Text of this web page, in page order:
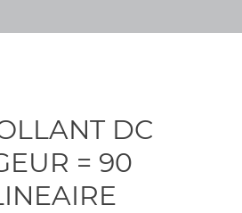
DC
= 90